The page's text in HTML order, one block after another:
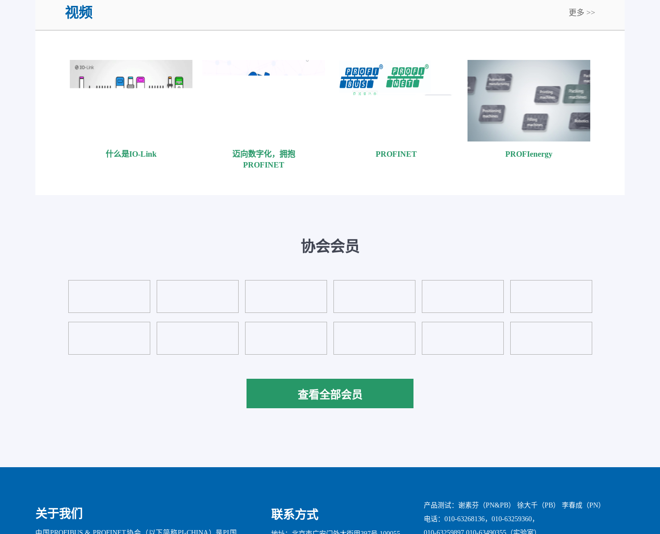
视频 更多 >>
什么是IO-Link
迈向数字化，拥抱
PROFINET
PROFINET PROFIenergy
协会会员
查看全部会员
关于我们 联系方式
产品测试：谢素芬（PN&PB） 徐大千（PB） 李春成（PN）
电话：010-63268136，010-63259360，